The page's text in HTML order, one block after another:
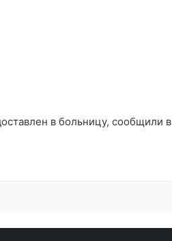
в больницу, сообщили